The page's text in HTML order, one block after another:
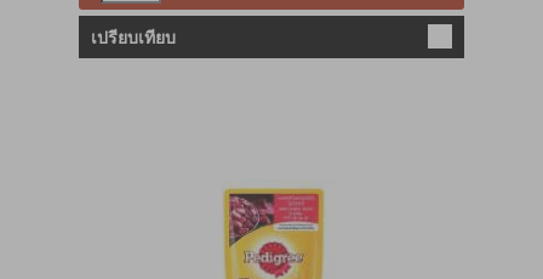
เปรียบเทียบ